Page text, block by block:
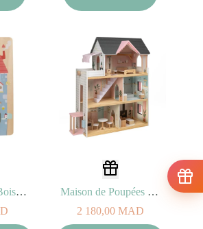
Lock Game en Bois Eurekakids 18M+
Maison de Poupées Pastel 3A+
2 180,00 MAD